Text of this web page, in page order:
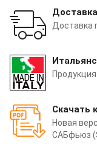
Доставка
Скачать
Новая
САБфьюз